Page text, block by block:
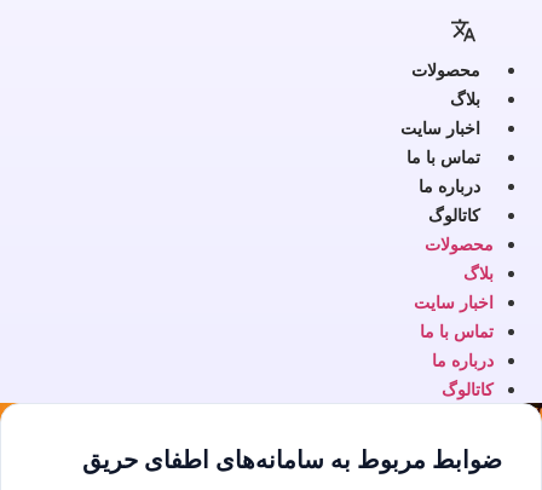
محصولات
بلاگ
اخبار سایت
تماس با ما
درباره ما
کاتالوگ
محصولات
بلاگ
اخبار سایت
تماس با ما
درباره ما
کاتالوگ
ضوابط مربوط به سامانه‌های اطفای حریق